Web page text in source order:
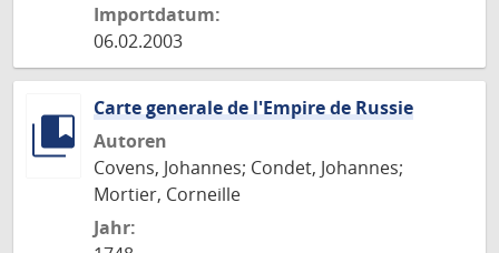
Importdatum:
06.02.2003
Carte generale de l'Empire de Russie
Autoren
Covens, Johannes; Condet, Johannes;
Mortier, Corneille
Jahr: